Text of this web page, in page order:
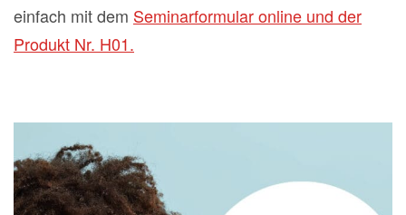
einfach mit dem Seminarformular online und der
Produkt Nr. H01.